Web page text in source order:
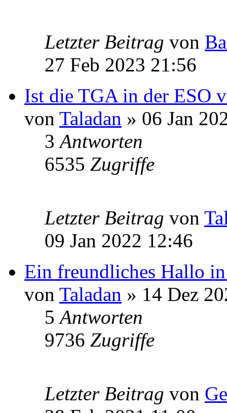
Letzter Beitrag von
27 Feb 2023 21:56
Ist die TGA in der ESO
von Taladan » 06 Jan
3Antworten
6535 Zugriffe
Letzter Beitrag von
09 Jan 2022 12:46
Ein freundliches Hallo
von Taladan » 14 Dez
5Antworten
9736 Zugriffe
Letzter Beitrag von